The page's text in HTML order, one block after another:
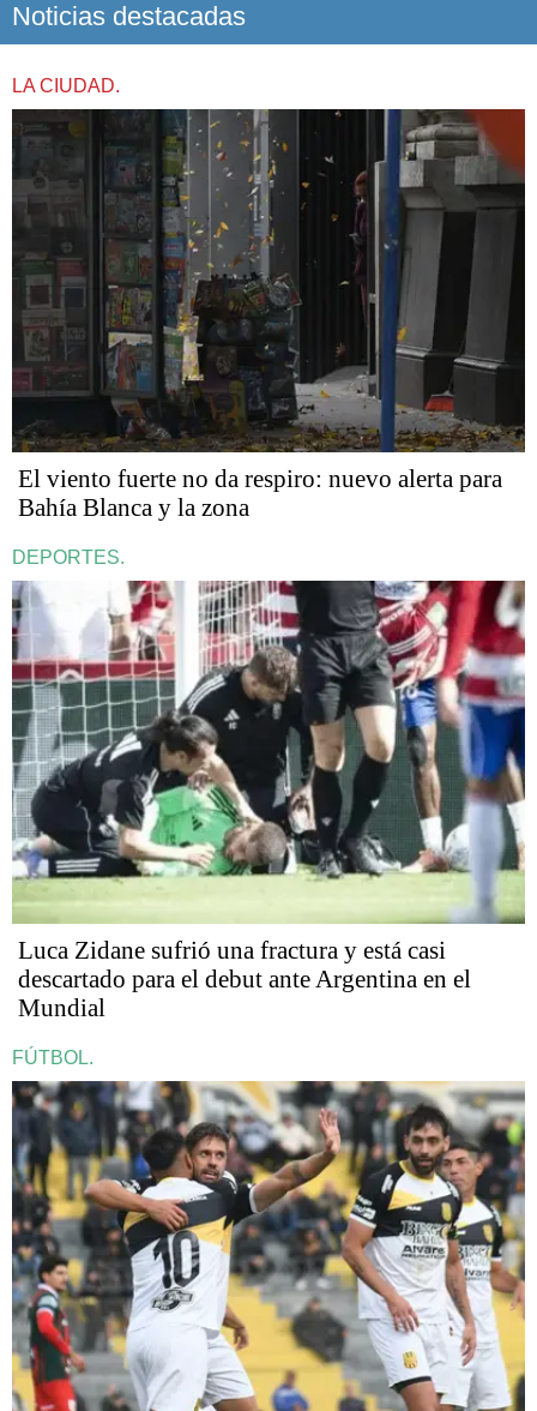
Noticias destacadas
LA CIUDAD.
El viento fuerte no da respiro: nuevo alerta para
Bahía Blanca y la zona
DEPORTES.
Luca Zidane sufrió una fractura y está casi
descartado para el debut ante Argentina en el
Mundial
FÚTBOL.